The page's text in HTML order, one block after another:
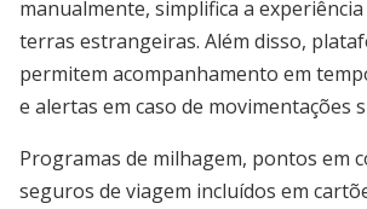
manualmente, simplifica a
terras estrangeiras. Além disso,
permitem acompanhamento em
e alertas em caso de movimentações
Programas de milhagem, pontos em
seguros de viagem incluídos em